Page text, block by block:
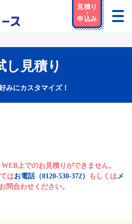
し見積り
みにカスタマイズ！
上でのお見積りができません。
はお電話（0120-530-372） もしくはメ
問合わせください。